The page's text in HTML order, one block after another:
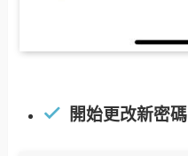
開始更改新密碼